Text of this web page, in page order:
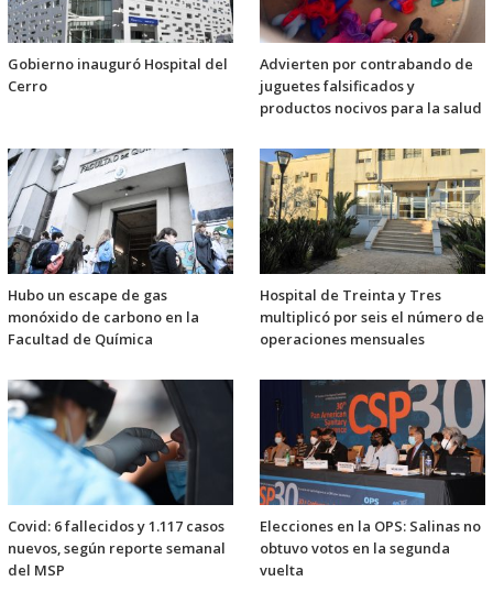
Gobierno inauguró Hospital del
Cerro
Advierten por contrabando de
juguetes falsificados y
productos nocivos para la salud
Hubo un escape de gas
monóxido de carbono en la
Facultad de Química
Hospital de Treinta y Tres
multiplicó por seis el número de
operaciones mensuales
Covid: 6 fallecidos y 1.117 casos
nuevos, según reporte semanal
del MSP
Elecciones en la OPS: Salinas no
obtuvo votos en la segunda
vuelta